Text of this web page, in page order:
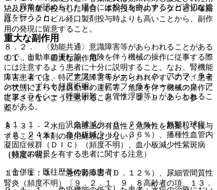
法及び用量で投与した場合、本剤投与時のアシクロビル曝露
は、アシクロビル経口製剤投与時よりも高いことから、副作
用の発現に留意すること。
８．２． 〈効能共通〉意識障害等があらわれることがある
ので、自動車の運転等、危険を伴う機械の操作に従事する際
には注意するよう患者に十分に説明すること。なお、腎機能
障害患者では、特に意識障害等があらわれやすいので、患者
の状態によっては自動車の運転等、危険を伴う機械の操作に
従事させないよう注意すること〔７．２、９．２．１参
照〕。
８．３． 〈水痘〉治療上の有益性と危険性を勘案して投与
すること（本剤の使用経験は少ない）。
（特定の背景を有する患者に関する注意）
（合併症・既往歴等のある患者）
い、異常が認められた場合には投与を中止するなど適切な処
置を行うこと。
重大な副作用
１１．１． 重大な副作用
１１．１．１． アナフィラキシーショック、アナフィラキ
シー（いずれも頻度不明）：アナフィラキシーショック、ア
ナフィラキシー（呼吸困難、血管性浮腫等）があらわれるこ
とがある。
１１．１．２． 汎血球減少（０．７３％）、無顆粒球症
（０．２４％）、血小板減少（０．３６％）、播種性血管内
凝固症候群（ＤＩＣ）（頻度不明）、血小板減少性紫斑病
（頻度不明）。
１１．１．３． 急性腎障害（０．１２％）、尿細管間質性
腎炎（頻度不明）〔９．２．１、９．８高齢者の項、１３．